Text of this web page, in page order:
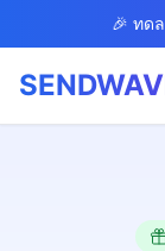
Skip to main 🎉 ทด